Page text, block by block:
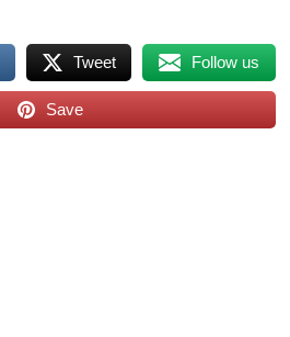
Tweet Follow us
Save